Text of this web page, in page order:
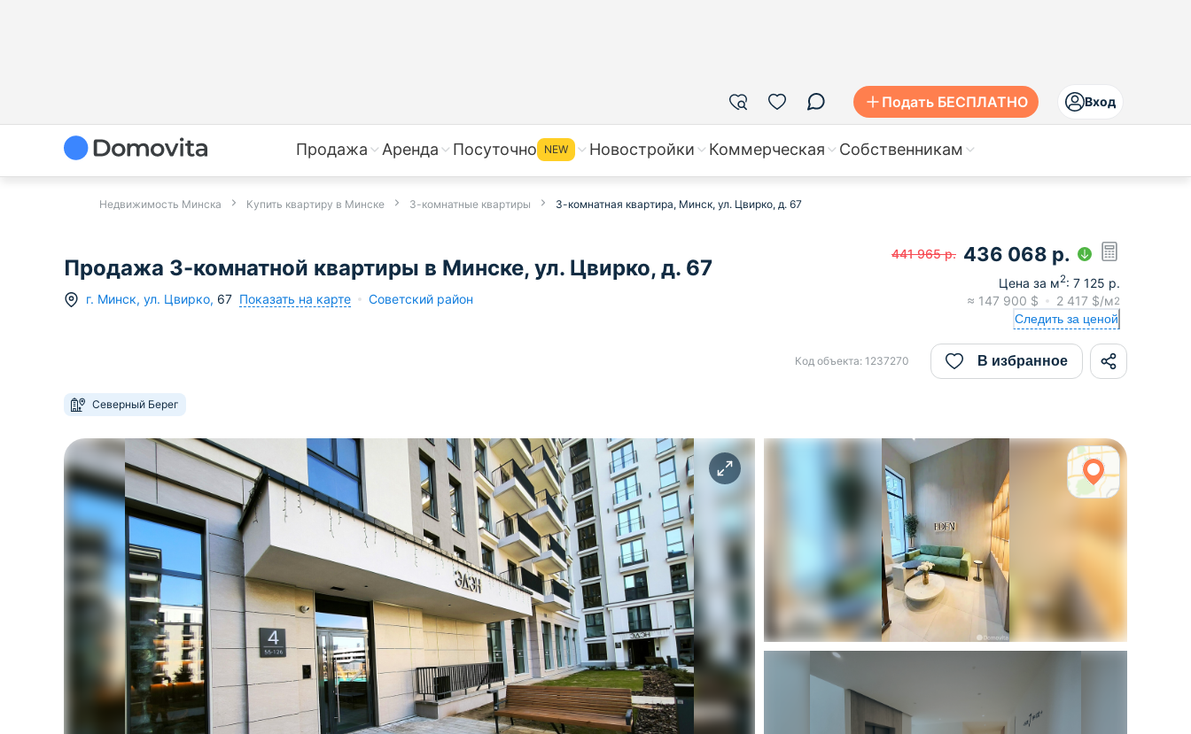
Подать БЕСПЛАТНО Вход
Продажа Аренда Посуточно NEW Новостройки Коммерческая Собственникам
Недвижимость Минска Купить квартиру в Минске 3-комнатные квартиры 3-комнатная квартира, Минск, ул. Цвирко, д. 67
Продажа 3-комнатной квартиры в Минске, ул. Цвирко, д. 67
г. Минск, ул. Цвирко, 67 Показать на карте Советский район
441 965 р. 436 068 р.
Цена за м2: 7 125 р.
≈ 147 900 $ 2 417 $/м2
Следить за ценой
Код объекта: 1237270 В избранное
Северный Берег